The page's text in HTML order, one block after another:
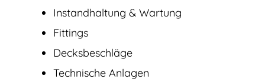
Instandhaltung & Wartung
Fittings
Decksbeschläge
Technische Anlagen